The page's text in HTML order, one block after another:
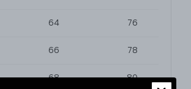
64 76
66 78
68 80